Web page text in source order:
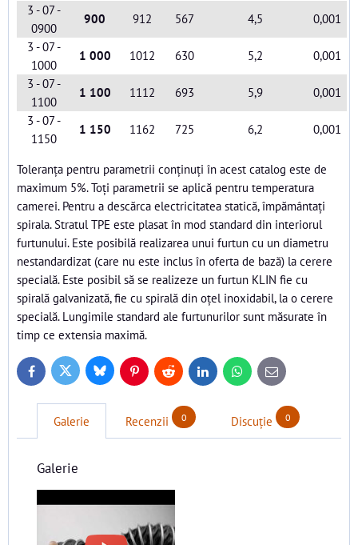
3 - 07 -
0900
900 912 567 4,5
0,001
3 - 07 -
1000
1 000 1012 630 5,2
0,001
3 - 07 -
1100
1 100 1112 693 5,9
0,001
3 - 07 -
1150
1 150 1162 725 6,2 0,001
Toleranța pentru parametrii conținuți în acest catalog este de
maximum 5%. Toți parametrii se aplică pentru temperatura
camerei. Pentru a descărca electricitatea statică, împământați
spirala. Stratul TPE este plasat în mod standard din interiorul
furtunului. Este posibilă realizarea unui furtun cu un diametru
nestandardizat (care nu este inclus în oferta de bază) la cerere
specială. Este posibil să se realizeze un furtun KLIN fie cu
spirală galvanizată, fie cu spirală din oțel inoxidabil, la o cerere
specială. Lungimile standard ale furtunurilor sunt măsurate în
timp ce extensia maximă.
FacebookTwitter BlueskyPinterestReddit LinkedInWhatsApp
E-
mail
Galerie Recenzii 0 Discuție 0
Galerie